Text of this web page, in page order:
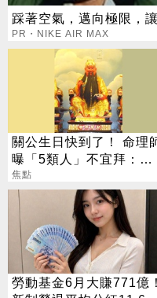
踩著空氣，邁向極限，
PR・NIKE AIR MAX
關公生日快到了！ 命理
曝「5類人」不宜拜：求
偏財、做這些事反招禍
焦點
勞動基金6月大賺771億！